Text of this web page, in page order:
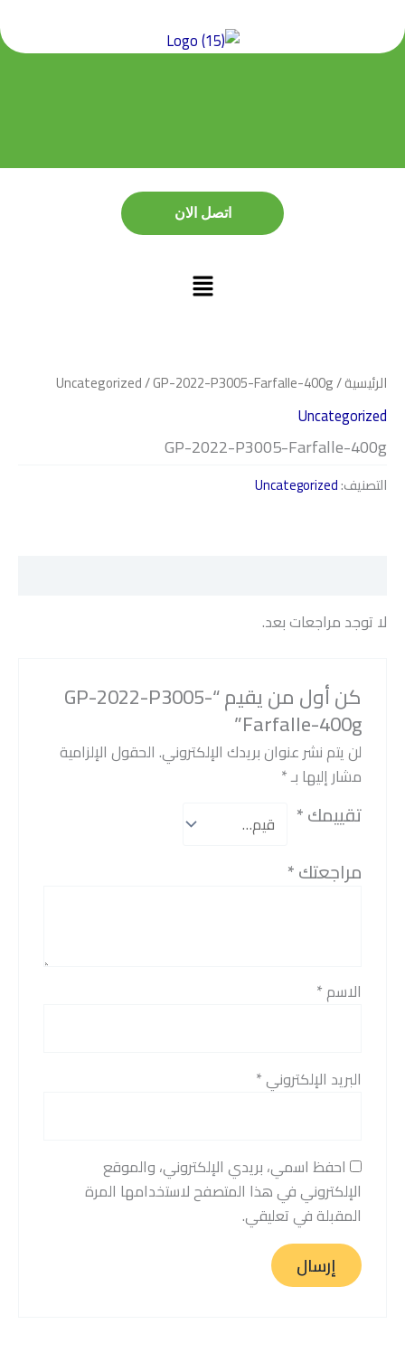
اتصل الان
اتصل الان
الرئيسية/
Uncategorized/ GP-2022-P3005-Farfalle-400g
Uncategorized
GP-2022-P3005-Farfalle-400g
التصنيف:Uncategorized
لا توجد مراجعات بعد.
كن أول من يقيم “GP-2022-P3005-
Farfalle-400g”
لن يتم نشر عنوان بريدك الإلكتروني. الحقول الإلزامية
مشار إليها بـ*
تقييمك*
مراجعتك*
الاسم*
البريد الإلكتروني*
احفظ اسمي، بريدي الإلكتروني، والموقع
الإلكتروني في هذا المتصفح لاستخدامها المرة
المقبلة في تعليقي.